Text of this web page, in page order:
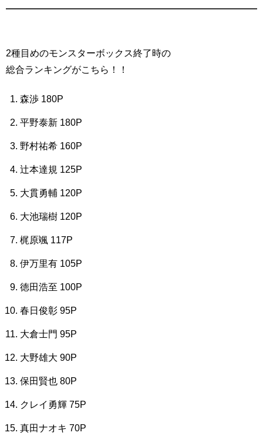
2種目めのモンスターボックス終了時の
総合ランキングがこちら！！
森渉 180P
平野泰新 180P
野村祐希 160P
辻本達規 125P
大貫勇輔 120P
大池瑞樹 120P
梶原颯 117P
伊万里有 105P
徳田浩至 100P
春日俊彰 95P
大倉士門 95P
大野雄大 90P
保田賢也 80P
クレイ勇輝 75P
真田ナオキ 70P